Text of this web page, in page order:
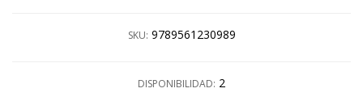
SKU: 9789561230989
DISPONIBILIDAD: 2